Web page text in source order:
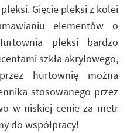
Gięcie pleksi z kolei
elementów o
pleksi bardzo
szkła akrylowego,
hurtownię można
stosowanego przez
w niskiej cenie za metr
do współpracy!